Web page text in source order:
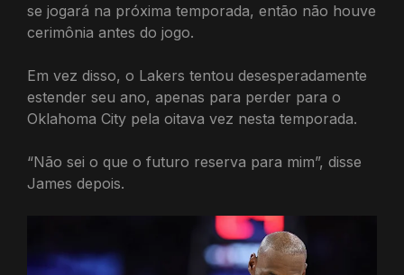
se jogará na próxima temporada, então não houve
cerimônia antes do jogo.
Em vez disso, o Lakers tentou desesperadamente
estender seu ano, apenas para perder para o
Oklahoma City pela oitava vez nesta temporada.
“Não sei o que o futuro reserva para mim”, disse
James depois.